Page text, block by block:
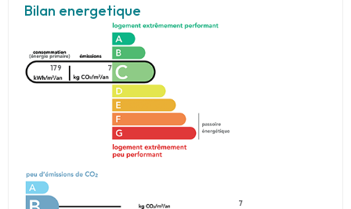
Bilan energetique
179 7
7